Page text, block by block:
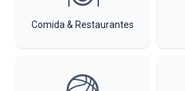
Comida & Restaurantes